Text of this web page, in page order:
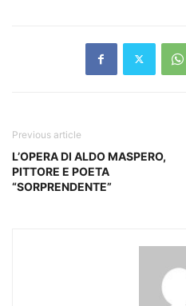
Previous article
L’OPERA DI ALDO MASPERO,
PITTORE E POETA
“SORPRENDENTE”